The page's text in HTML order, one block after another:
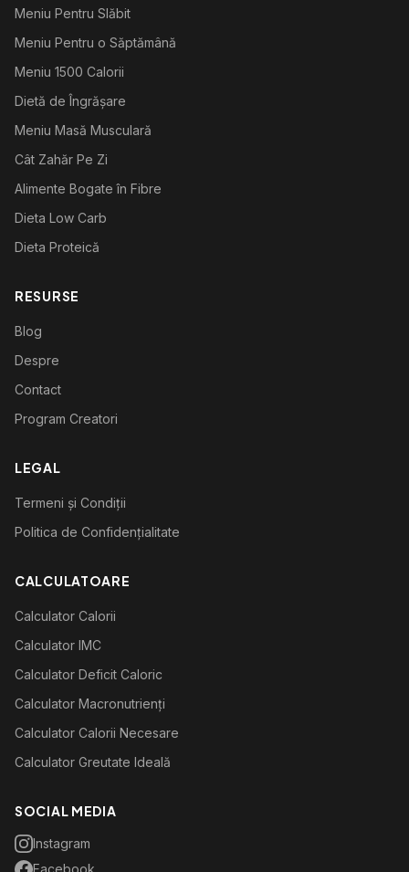
Meniu Pentru Slăbit
Meniu Pentru o Săptămână
Meniu 1500 Calorii
Dietă de Îngrășare
Meniu Masă Musculară
Cât Zahăr Pe Zi
Alimente Bogate în Fibre
Dieta Low Carb
Dieta Proteică
RESURSE
Blog
Despre
Contact
Program Creatori
LEGAL
Termeni și Condiții
Politica de Confidențialitate
CALCULATOARE
Calculator Calorii
Calculator IMC
Calculator Deficit Caloric
Calculator Macronutrienți
Calculator Calorii Necesare
Calculator Greutate Ideală
SOCIAL MEDIA
Instagram
Facebook